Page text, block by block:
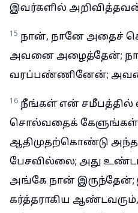
இவர்களில்
15 நான், நானே அதைச்
அவனை அழைத்தேன்;
வரப்பண்ணினேன்; அவன்
16 நீங்கள் என் சமீபத்தில்
சொல்வதைக்
ஆதிமுதற்கொண்டு
பேசவில்லை; அது
அங்கே நான்
கர்த்தராகிய